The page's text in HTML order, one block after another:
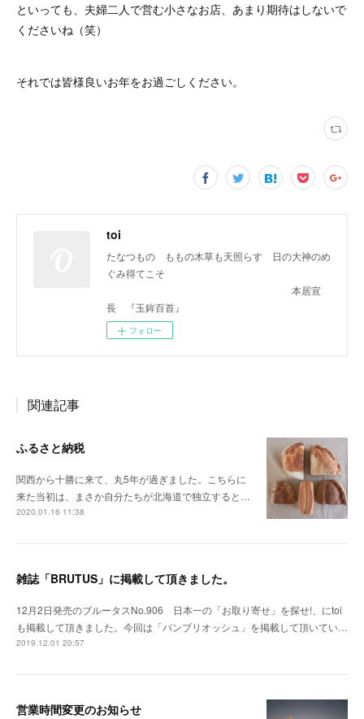
といっても、夫婦二人で営む小さなお店、あまり期待はしないで
くださいね（笑）
それでは皆様良いお年をお過ごしください。
toi
たなつもの ももの木草も天照らす 日の大神のめ
ぐみ得てこそ
本居宣
長 『玉鉾百首』
フォロー
関連記事
ふるさと納税
関西から十勝に来て、丸5年が過ぎました。こちらに
来た当初は、まさか自分たちが北海道で独立すると…
2020.01.16 11:38
雑誌「BRUTUS」に掲載して頂きました。
12月2日発売のブルータスNo.906 日本一の「お取り寄せ」を探せ!、にtoi
も掲載して頂きました。今回は「パンブリオッシュ」を掲載して頂いてい…
2019.12.01 20:57
営業時間変更のお知らせ